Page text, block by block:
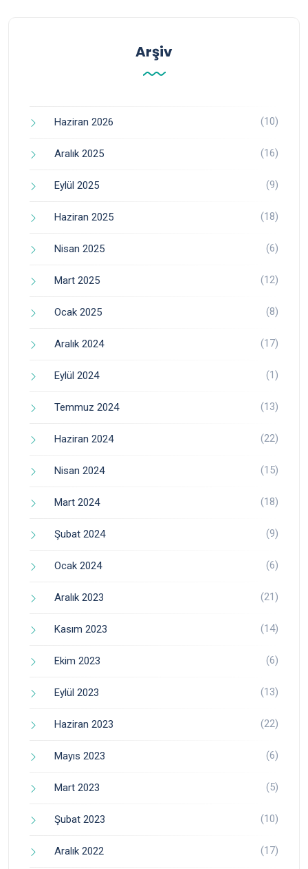
Arşiv
Haziran 2026 (10)
Aralık 2025 (16)
Eylül 2025 (9)
Haziran 2025 (18)
Nisan 2025 (6)
Mart 2025 (12)
Ocak 2025 (8)
Aralık 2024 (17)
Eylül 2024 (1)
Temmuz 2024 (13)
Haziran 2024 (22)
Nisan 2024 (15)
Mart 2024 (18)
Şubat 2024 (9)
Ocak 2024 (6)
Aralık 2023 (21)
Kasım 2023 (14)
Ekim 2023 (6)
Eylül 2023 (13)
Haziran 2023 (22)
Mayıs 2023 (6)
Mart 2023 (5)
Şubat 2023 (10)
Aralık 2022 (17)